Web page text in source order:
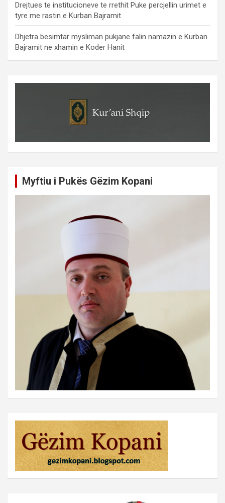
Drejtues te institucioneve te rrethit Puke percjellin urimet e
tyre me rastin e Kurban Bajramit
Dhjetra besimtar mysliman pukjane falin namazin e Kurban
Bajramit ne xhamin e Koder Hanit
Myftiu i Pukës Gëzim Kopani